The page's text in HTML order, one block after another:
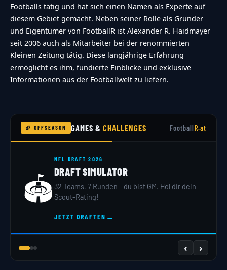
Footballs tätig und hat sich einen Namen als Experte auf
diesem Gebiet gemacht. Neben seiner Rolle als Gründer
und Eigentümer von FootballR ist Alexander R. Haidmayer
seit 2006 auch als Mitarbeiter bei der renommierten
Kleinen Zeitung tätig. Diese langjährige Erfahrung
ermöglicht es ihm, fundierte Einblicke und exklusive
Informationen aus der Footballwelt zu liefern.
🏈 OFFSEASON GAMES &CHALLENGES FootballR.at
🏟️
NFL DRAFT 2026
DRAFT SIMULATOR
32 Teams, 7 Runden – du bist GM. Hol dir dein
Scout-Rating!
JETZT DRAFTEN →
‹ ›